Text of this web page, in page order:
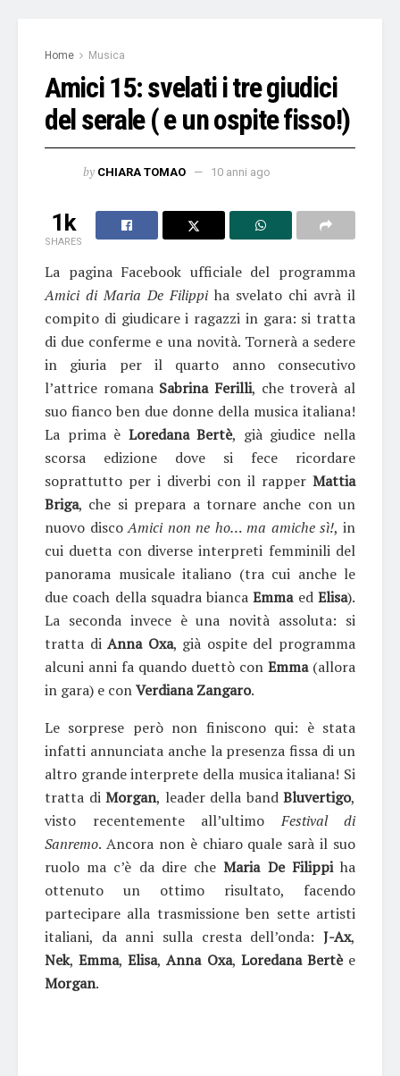
Home Musica
Amici 15: svelati i tre giudici
del serale ( e un ospite fisso!)
by CHIARA TOMAO 10 anni ago
1k
SHARES
La pagina Facebook ufficiale del programma
Amici di Maria De Filippiha svelato chi avrà il
compito di giudicare i ragazzi in gara: si tratta
di due conferme e una novità. Tornerà a sedere
in giuria per il quarto anno consecutivo
l’attrice romana Sabrina Ferilli, che troverà al
suo fianco ben due donne della musica italiana!
La prima è Loredana Bertè, già giudice nella
scorsa edizione dove si fece ricordare
soprattutto per i diverbi con il rapper Mattia
Briga, che si prepara a tornare anche con un
nuovo discoAmici non ne ho… ma amiche sì!, in
cui duetta con diverse interpreti femminili del
panorama musicale italiano (tra cui anche le
due coach della squadra biancaEmmaedElisa).
La seconda invece è una novità assoluta: si
tratta diAnna Oxa, già ospite del programma
alcuni anni fa quando duettò con Emma(allora
in gara) e conVerdiana Zangaro.
Le sorprese però non finiscono qui: è stata
infatti annunciata anche la presenza fissa di un
altro grande interprete della musica italiana! Si
tratta di Morgan, leader della band Bluvertigo,
visto recentemente all’ultimoFestival di
Sanremo. Ancora non è chiaro quale sarà il suo
ruolo ma c’è da dire cheMaria De Filippiha
ottenuto un ottimo risultato, facendo
partecipare alla trasmissione ben sette artisti
italiani, da anni sulla cresta dell’onda: J-Ax,
Nek,Emma,Elisa,Anna Oxa, Loredana Bertèe
Morgan.